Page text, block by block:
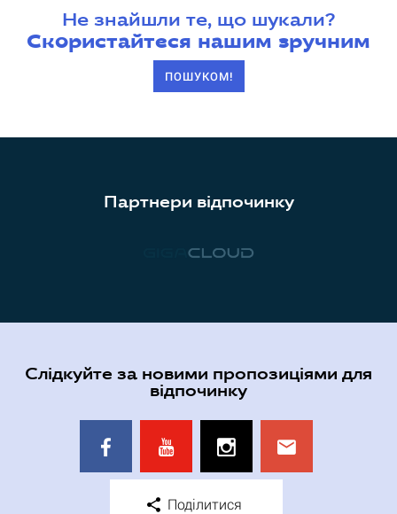
Не знайшли те, що шукали?
Скористайтеся нашим зручним
ПОШУКОМ!
Партнери відпочинку
Слідкуйте за новими пропозиціями для
відпочинку
Поділитися